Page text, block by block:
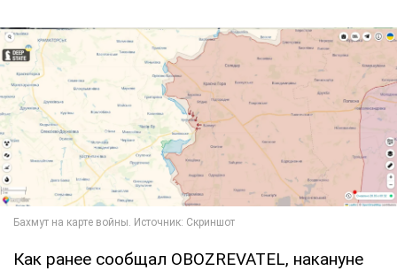
Как ранее сообщал OBOZREVATEL, накануне